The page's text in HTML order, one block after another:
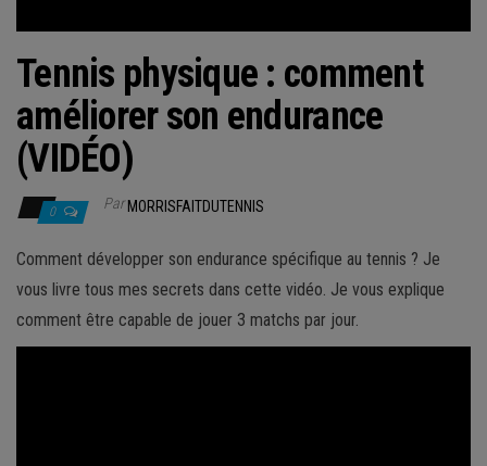
Tennis physique : comment
améliorer son endurance
(VIDÉO)
0 ParMORRISFAITDUTENNIS
Comment développer son endurance spécifique au tennis ? Je
vous livre tous mes secrets dans cette vidéo. Je vous explique
comment être capable de jouer 3 matchs par jour.